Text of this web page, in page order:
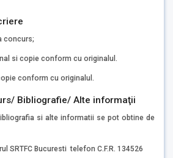
concurs;
si copie conform cu originalul.
conform cu originalul.
Bibliografie/ Alte informaţii
si alte informatii se pot obtine de
SRTFC Bucuresti telefon C.F.R. 134526